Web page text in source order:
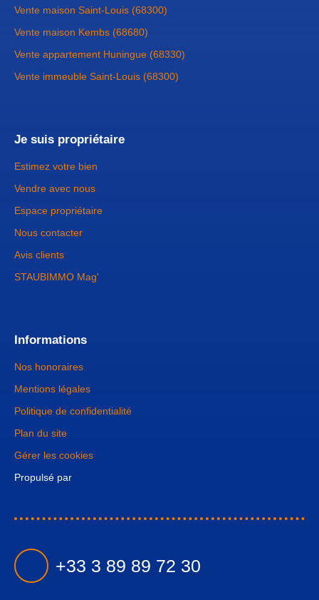
Vente maison Saint-Louis (68300)
Vente maison Kembs (68680)
Vente appartement Huningue (68330)
Vente immeuble Saint-Louis (68300)
Je suis propriétaire
Estimez votre bien
Vendre avec nous
Espace propriétaire
Nous contacter
Avis clients
STAUBIMMO Mag'
Informations
Nos honoraires
Mentions légales
Politique de confidentialité
Plan du site
Gérer les cookies
Propulsé par
+33 3 89 89 72 30